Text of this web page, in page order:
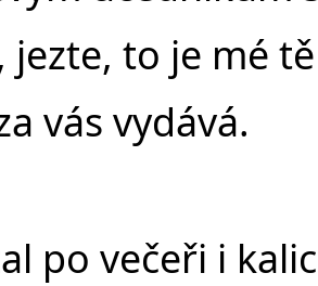
jezte, to je mé
vás vydává.
po večeři i